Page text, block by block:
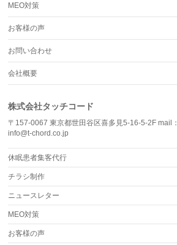
MEO対策
お客様の声
お問い合わせ
会社概要
株式会社タッチコード
〒157-0067 東京都世田谷区喜多見5-16-5-2F mail：
info@t-chord.co.jp
休眠患者集客代行
チラシ制作
ニュースレター
MEO対策
お客様の声